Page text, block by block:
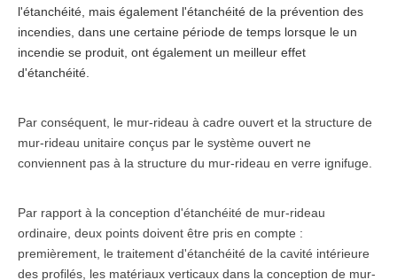
l'étanchéité, mais également l'étanchéité de la prévention des
incendies, dans une certaine période de temps lorsque le un
incendie se produit, ont également un meilleur effet
d'étanchéité.
Par conséquent, le mur-rideau à cadre ouvert et la structure de
mur-rideau unitaire conçus par le système ouvert ne
conviennent pas à la structure du mur-rideau en verre ignifuge.
Par rapport à la conception d'étanchéité de mur-rideau
ordinaire, deux points doivent être pris en compte :
premièrement, le traitement d'étanchéité de la cavité intérieure
des profilés, les matériaux verticaux dans la conception de mur-